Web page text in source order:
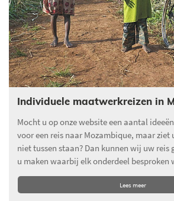
Individuele maatwerkreizen in
Mocht u op onze website een aantal
voor een reis naar Mozambique, maar ziet
niet tussen staan? Dan kunnen wij uw reis
u maken waarbij elk onderdeel besproken
Lees meer